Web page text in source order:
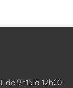
de 9h15 à 12h00